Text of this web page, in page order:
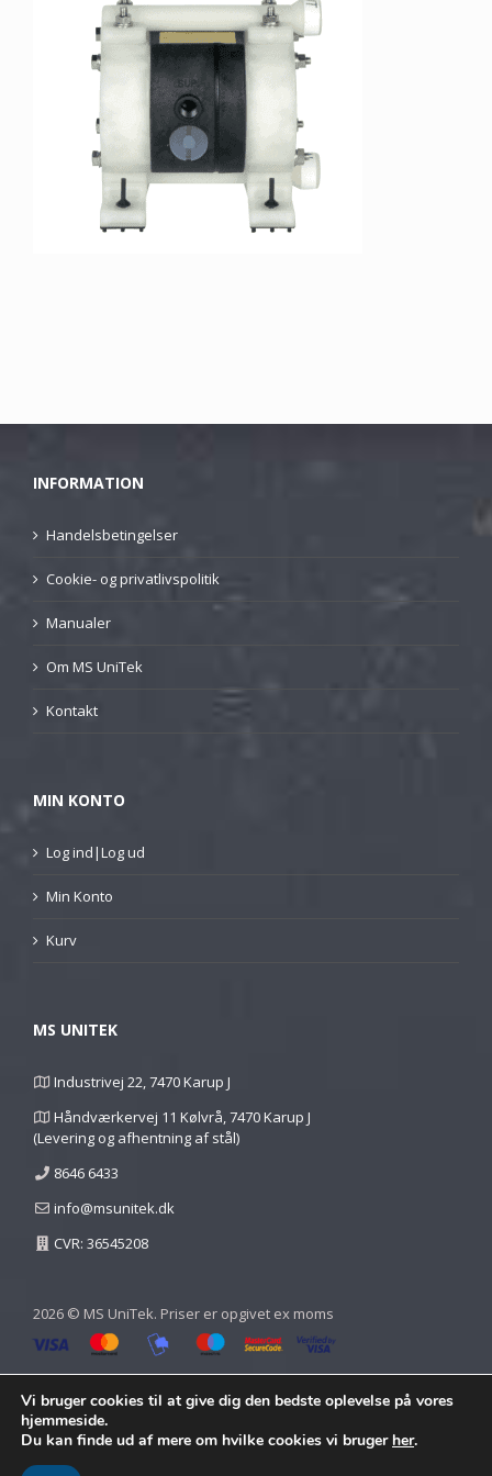
INFORMATION
Handelsbetingelser
Cookie- og privatlivspolitik
Manualer
Om MS UniTek
Kontakt
MIN KONTO
Log ind|Log ud
Min Konto
Kurv
MS UNITEK
Industrivej 22, 7470 Karup J
Håndværkervej 11 Kølvrå, 7470 Karup J
(Levering og afhentning af stål)
8646 6433
info@msunitek.dk
CVR: 36545208
2026 © MS UniTek. Priser er opgivet ex moms
Vi bruger cookies til at give dig den bedste oplevelse på vores
hjemmeside.
Du kan finde ud af mere om hvilke cookies vi bruger her.